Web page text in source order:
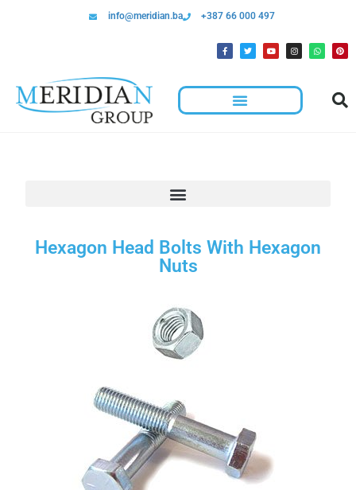
info@meridian.ba +387 66 000 497
Hexagon Head Bolts With Hexagon
Nuts